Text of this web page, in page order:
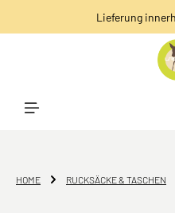
Lieferung
HOME RUCKSÄCKE & TASCHEN